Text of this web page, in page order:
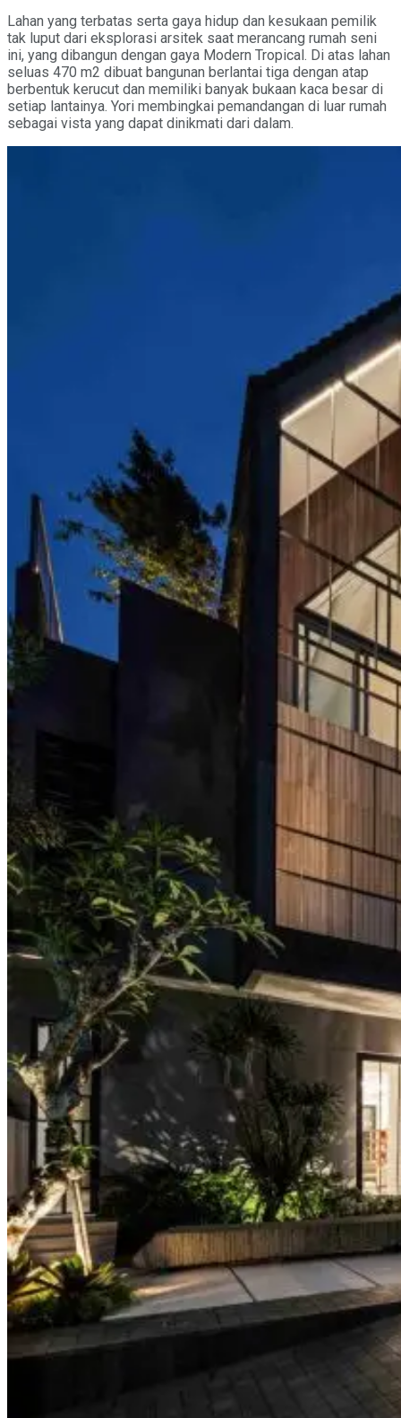
Lahan yang terbatas serta gaya hidup dan kesukaan pemilik
tak luput dari eksplorasi arsitek saat merancang rumah seni
ini, yang dibangun dengan gaya Modern Tropical. Di atas lahan
seluas 470 m2 dibuat bangunan berlantai tiga dengan atap
berbentuk kerucut dan memiliki banyak bukaan kaca besar di
setiap lantainya. Yori membingkai pemandangan di luar rumah
sebagai vista yang dapat dinikmati dari dalam.